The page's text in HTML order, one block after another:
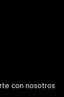
con nosotros